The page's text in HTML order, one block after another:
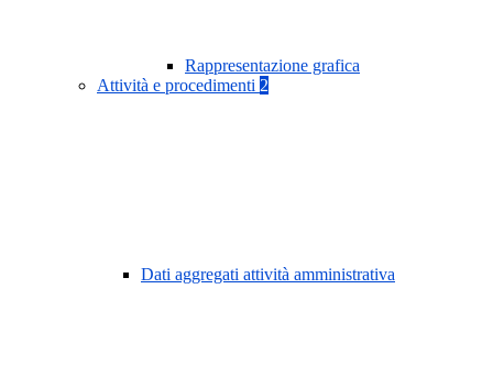
Rappresentazione grafica
Attività e procedimenti 2
Dati aggregati attività amministrativa